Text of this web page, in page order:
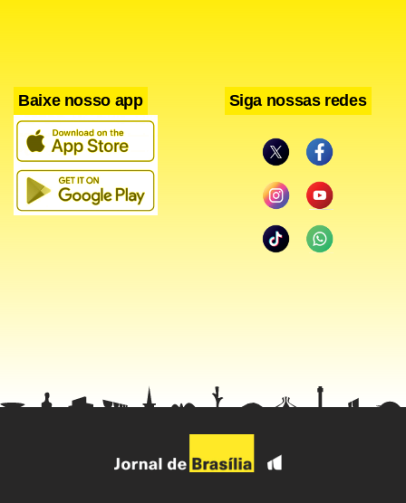
Em apenas uma semana, o número de casos de dengue
registrados em São Paulo no acumulado do ano cresceu
55%, segundo dados da Secretaria Municipal da Saúde.
Desde 1º de janeiro, foram notificados 1.166 casos da
doença. No balanço anterior, divulgado há uma semana,
a céu aberto, como costuma ocorrer em vasos de plantas,
caixas d’água, embalagens e lixo expostos e piscinas sem
tratamento adequado com cloro.
Baixe nosso app Siga nossas redes